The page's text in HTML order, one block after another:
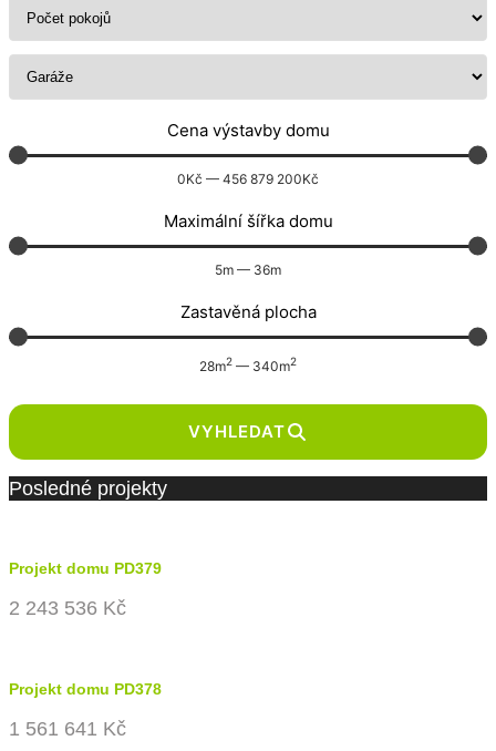
Cena výstavby domu
0Kč — 456 879 200Kč
Maximální šířka domu
5m — 36m
Zastavěná plocha
28m2 — 340m2
VYHLEDAT
Posledné projekty
Projekt domu PD379
2 243 536 Kč
Projekt domu PD378
1 561 641 Kč